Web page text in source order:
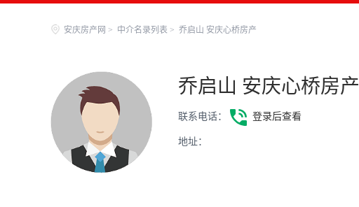
安庆房产网 > 中介名录列表 > 乔启山 安庆心桥房产
乔启山 安庆心桥房产
联系电话： 登录后查看
地址：